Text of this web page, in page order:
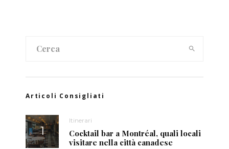
Articoli Consigliati
Itinerari
Cocktail bar a Montréal, quali locali
visitare nella città canadese